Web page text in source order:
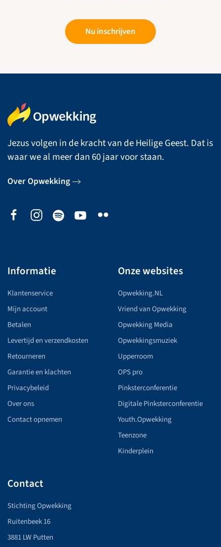
Nu inschrijven
Jezus volgen in de kracht van de Heilige Geest. Dat is
waar we al meer dan 60 jaar voor staan.
Over Opwekking
Informatie
Klantenservice
Mijn account
Betalen
Levertijd en verzendkosten
Retourneren
Garantie en klachten
Privacybeleid
Over ons
Contact opnemen
Onze websites
Opwekking.NL
Vriend van Opwekking
Opwekking Media
Opwekkingsmuziek
Upperroom
OPS pro
Pinksterconferentie
Digitale Pinksterconferentie
Youth.Opwekking
Teenzone
Kinderplein
Contact
Stichting Opwekking
Ruitenbeek 16
3881 LW Putten